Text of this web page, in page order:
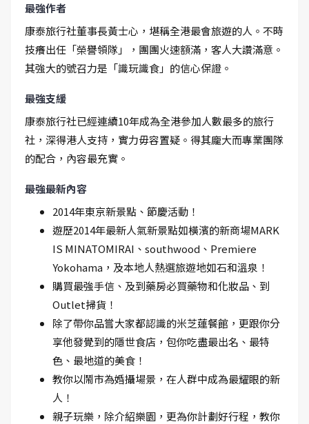
最強作者
康泰旅行社董事長黃士心，堪稱全港最會旅遊的人。不時
技癢出任「榮譽領隊」，團團火速額滿，客人大讚滿意。
其強大的號召力是「識玩識食」的信心保證。
最強支緩
康泰旅行社已經連續10年成為全港參加人數最多的旅行
社，深得港人支持，實力毋容置疑。得其龐大而專業團隊
的配合，內容最充實。
最強最新內容
2014年東京新景點、節慶活動！
遊歷2014年最新人氣新景點如橫濱的新商場MARK
IS MINATOMIRAI、southwood、Premiere
Yokohama，及本地人熱選旅遊地如石和溫泉！
購買最強手信、及到藥房必買藥物和化妝品、到
Outlet掃貨！
除了帶你品嘗大家都認識的米芝蓮餐館，更跟你分
享他發覺到的隱世食店，包你吃盡最出名、最特
色、最地道的美食！
教你以鬧市為婚攝場景，在人群中成為最耀眼的新
人！
親子玩樂，除介紹樂園，更為你計劃好行程，教你